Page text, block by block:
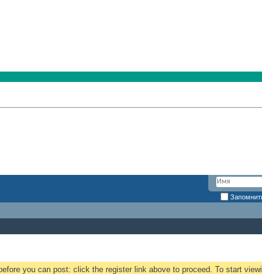
before you can post: click the register link above to proceed. To start